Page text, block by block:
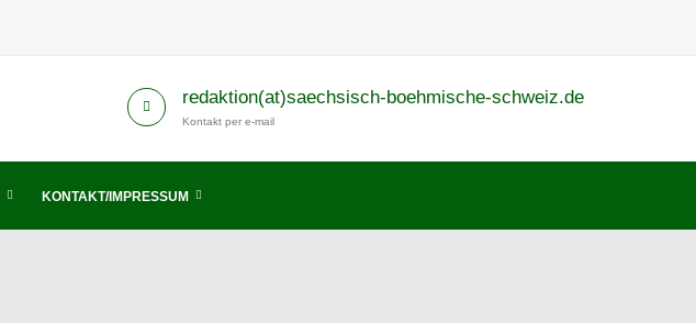
redaktion(at)saechsisch-boehmische-schweiz.de
Kontakt per e-mail
KONTAKT/IMPRESSUM